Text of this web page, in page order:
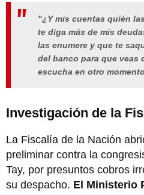
"¿Y mis cuentas quién
te diga más de mis
las enumere y que te
del banco para que veas
escucha en otro
Investigación de la
La Fiscalía de la Nación
preliminar contra la
Tay, por presuntos cobros
su despacho. El Ministerio